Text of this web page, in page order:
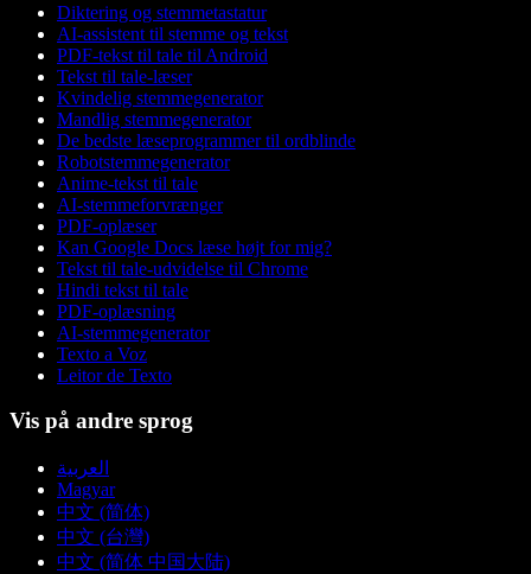
Diktering og stemmetastatur
AI-assistent til stemme og tekst
PDF-tekst til tale til Android
Tekst til tale-læser
Kvindelig stemmegenerator
Mandlig stemmegenerator
De bedste læseprogrammer til ordblinde
Robotstemmegenerator
Anime-tekst til tale
AI-stemmeforvrænger
PDF-oplæser
Kan Google Docs læse højt for mig?
Tekst til tale-udvidelse til Chrome
Hindi tekst til tale
PDF-oplæsning
AI-stemmegenerator
Texto a Voz
Leitor de Texto
Vis på andre sprog
العربية
Magyar
中文 (简体)
中文 (台灣)
中文 (简体 中国大陆)